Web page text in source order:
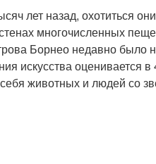
лет назад, охотиться
многочисленных
Борнео недавно было
искусства оценивается в
животных и людей со